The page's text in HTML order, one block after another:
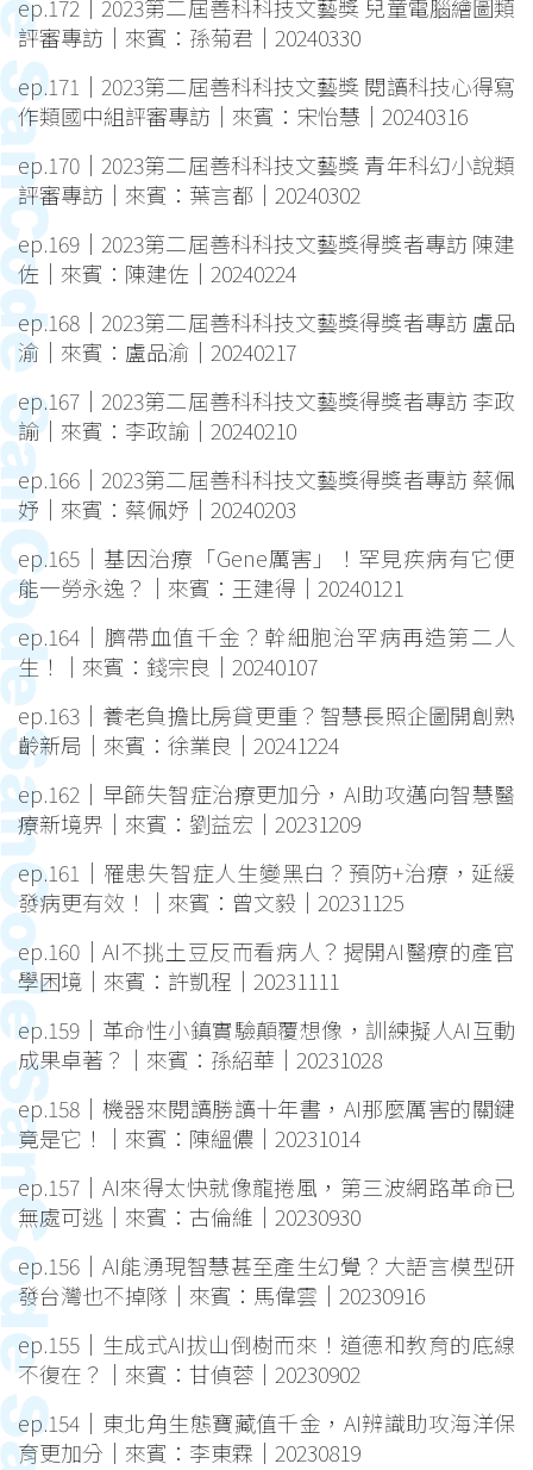
ep.172｜2023第二屆善科科技文藝獎 兒童電腦繪圖類
評審專訪｜來賓：孫菊君｜20240330
ep.171｜2023第二屆善科科技文藝獎 閱讀科技心得寫
作類國中組評審專訪｜來賓：宋怡慧｜20240316
ep.170｜2023第二屆善科科技文藝獎 青年科幻小說類
評審專訪｜來賓：葉言都｜20240302
ep.169｜2023第二屆善科科技文藝獎得獎者專訪 陳建
佐｜來賓：陳建佐｜20240224
ep.168｜2023第二屆善科科技文藝獎得獎者專訪 盧品
渝｜來賓：盧品渝｜20240217
ep.167｜2023第二屆善科科技文藝獎得獎者專訪 李政
諭｜來賓：李政諭｜20240210
ep.166｜2023第二屆善科科技文藝獎得獎者專訪 蔡佩
妤｜來賓：蔡佩妤｜20240203
ep.165｜基因治療「Gene厲害」！罕見疾病有它便
能一勞永逸？｜來賓：王建得｜20240121
ep.164｜臍帶血值千金？幹細胞治罕病再造第二人
生！｜來賓：錢宗良｜20240107
ep.163｜養老負擔比房貸更重？智慧長照企圖開創熟
齡新局｜來賓：徐業良｜20241224
ep.162｜早篩失智症治療更加分，AI助攻邁向智慧醫
療新境界｜來賓：劉益宏｜20231209
ep.161｜罹患失智症人生變黑白？預防+治療，延緩
發病更有效！｜來賓：曾文毅｜20231125
ep.160｜AI不挑土豆反而看病人？揭開AI醫療的產官
學困境｜來賓：許凱程｜20231111
ep.159｜革命性小鎮實驗顛覆想像，訓練擬人AI互動
成果卓著？｜來賓：孫紹華｜20231028
ep.158｜機器來閱讀勝讀十年書，AI那麼厲害的關鍵
竟是它！｜來賓：陳縕儂｜20231014
ep.157｜AI來得太快就像龍捲風，第三波網路革命已
無處可逃｜來賓：古倫維｜20230930
ep.156｜AI能湧現智慧甚至產生幻覺？大語言模型研
發台灣也不掉隊｜來賓：馬偉雲｜20230916
ep.155｜生成式AI拔山倒樹而來！道德和教育的底線
不復在？｜來賓：甘偵蓉｜20230902
ep.154｜東北角生態寶藏值千金，AI辨識助攻海洋保
育更加分｜來賓：李東霖｜20230819